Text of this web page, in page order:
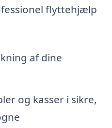
flyttehjælp
af dine
og kasser i sikre,